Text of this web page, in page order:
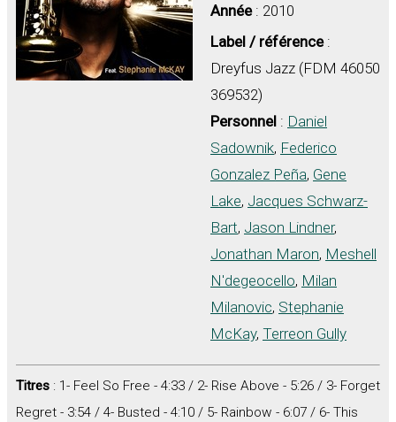
Année: 2010
Label / référence:
Dreyfus Jazz (FDM 46050
369532)
Personnel : Daniel
Sadownik, Federico
Gonzalez Peña, Gene
Lake, Jacques Schwarz-
Bart, Jason Lindner,
Jonathan Maron, Meshell
N'degeocello, Milan
Milanovic, Stephanie
McKay, Terreon Gully
Titres : 1- Feel So Free - 4:33 / 2- Rise Above - 5:26 / 3- Forget
Regret - 3:54 / 4- Busted - 4:10 / 5- Rainbow - 6:07 / 6- This